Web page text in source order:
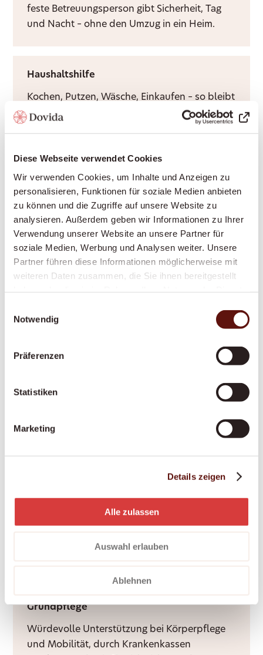
Diese Webseite verwendet Cookies
Wir verwenden Cookies, um Inhalte und Anzeigen zu
personalisieren, Funktionen für soziale Medien anbieten
zu können und die Zugriffe auf unsere Website zu
analysieren. Außerdem geben wir Informationen zu Ihrer
Verwendung unserer Website an unsere Partner für
soziale Medien, Werbung und Analysen weiter. Unsere
Partner führen diese Informationen möglicherweise mit
weiteren Daten zusammen, die Sie ihnen bereitgestellt
Notwendig
Präferenzen
Statistiken
Marketing
Details zeigen
Alle zulassen
Auswahl erlauben
Ablehnen
feste Betreuungsperson gibt Sicherheit, Tag
und Nacht – ohne den Umzug in ein Heim.
Haushaltshilfe
Kochen, Putzen, Wäsche, Einkaufen – so bleibt
Ihr Zuhause vertraut, sauber und sicher, ohne
Demenzbetreuung
Eine feste, geduldige Betreuungsperson, die
Struktur, Sicherheit und Vertrautheit in den
Alltag bringt – speziell geschult im Umgang
mit Demenz.
Gesellschaft, Struktur und ein vertrautes
mehr Lebensqualität zu Hause.
Ein reibungsloser, gut organisierter Übergang
nach dem Spitalaustritt – von der Abholung
bis zur Genesung zu Hause.
Ruhige Nächte für Sie und Ihre Angehörigen –
durch Rufbereitschaft oder aktive Sitzwache,
Grundpflege
Würdevolle Unterstützung bei Körperpflege
und Mobilität, durch Krankenkassen